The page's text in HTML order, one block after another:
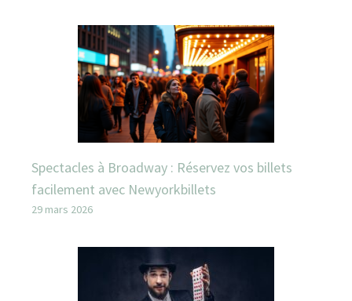
Spectacles à Broadway : Réservez vos billets
facilement avec Newyorkbillets
29 mars 2026